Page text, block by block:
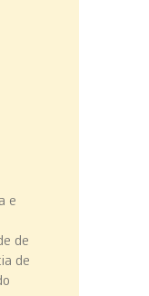
e
de
de